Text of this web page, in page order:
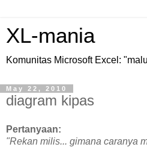
XL-mania
Komunitas Microsoft Excel:
May 22, 2010
diagram kipas
Pertanyaan:
"Rekan milis... gimana caranya